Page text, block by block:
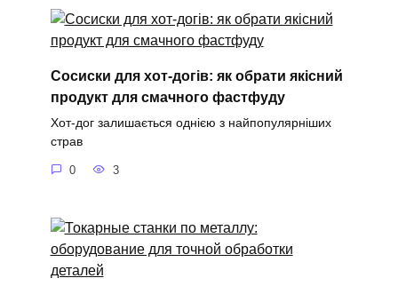
Сосиски для хот-догів: як обрати якісний
продукт для смачного фастфуду
Хот-дог залишається однією з найпопулярніших
страв
0 3